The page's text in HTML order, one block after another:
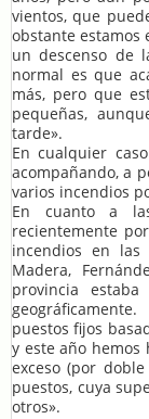
vientos, que
obstante estamos
un descenso de
normal es que
más, pero que
pequeñas,
tarde».
En cualquier
acompañando, a
varios incendios
En cuanto a
recientemente
incendios en las
Madera,
provincia estaba
puestos fijos
y este año hemos
exceso (por
puestos, cuya
otros».